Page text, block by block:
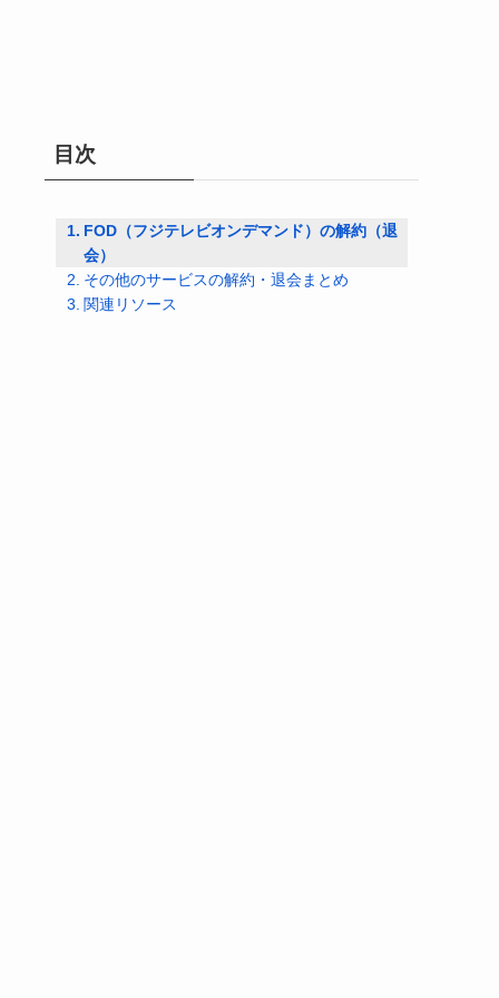
目次
FOD（フジテレビオンデマンド）の解約（退
会）
その他のサービスの解約・退会まとめ
関連リソース